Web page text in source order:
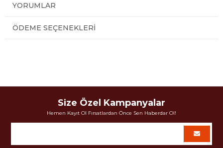
YORUMLAR
ÖDEME SEÇENEKLERI
Size Özel Kampanyalar
Hemen Kayıt Ol Fırsatlardan Önce Sen Haberdar Ol!